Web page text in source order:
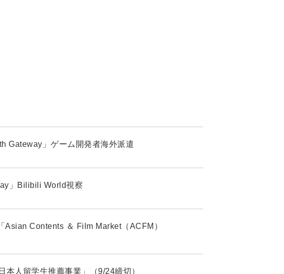
Gateway」ゲーム開発者海外派遣
」Bilibili World視察
Asian Contents ＆ Film Market（ACFM）
本人留学生推薦事業」（9/24締切）